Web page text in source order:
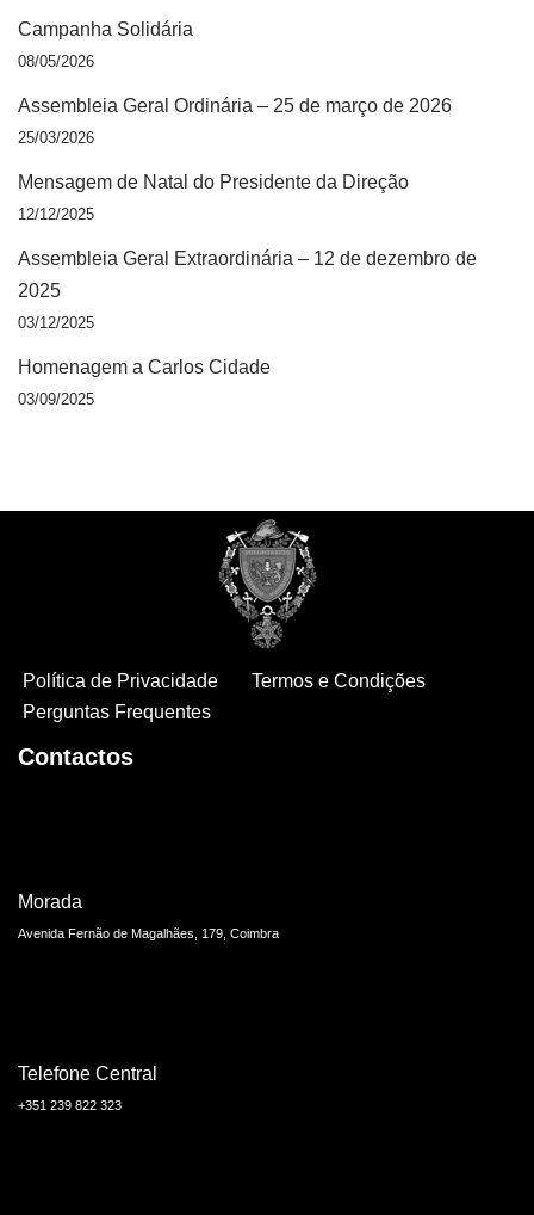
Campanha Solidária
08/05/2026
Assembleia Geral Ordinária – 25 de março de 2026
25/03/2026
Mensagem de Natal do Presidente da Direção
12/12/2025
Assembleia Geral Extraordinária – 12 de dezembro de
2025
03/12/2025
Homenagem a Carlos Cidade
03/09/2025
Política de Privacidade
Termos e Condições
Perguntas Frequentes
Contactos
Morada
Avenida Fernão de Magalhães, 179, Coimbra
Telefone Central
+351 239 822 323